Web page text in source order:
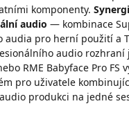
komponenty.
audio — kombinace
audia pro herní použití a
audio rozhraní
RME Babyface Pro FS
pro uživatele
produkci na jedné